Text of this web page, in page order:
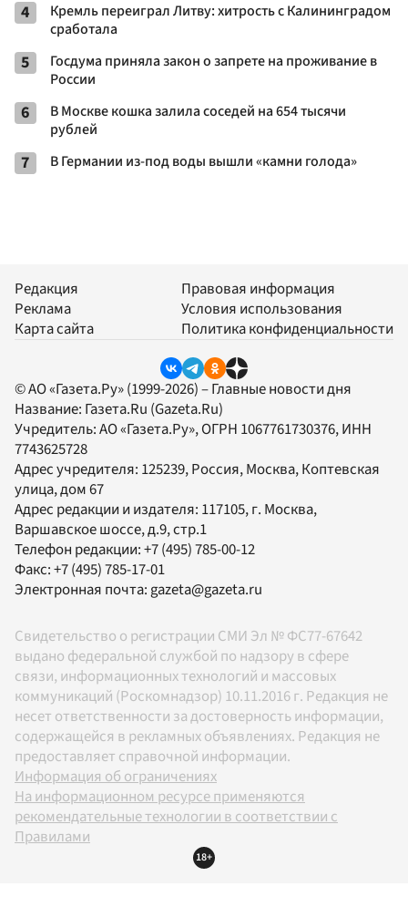
4
Кремль переиграл Литву: хитрость с Калининградом
сработала
5
Госдума приняла закон о запрете на проживание в
России
6
В Москве кошка залила соседей на 654 тысячи
рублей
7 В Германии из-под воды вышли «камни голода»
Редакция
Реклама
Карта сайта
Правовая информация
Условия использования
Политика конфиденциальности
© АО «Газета.Ру» (1999-2026) – Главные новости дня
Название: Газета.Ru (Gazeta.Ru)
Учредитель:АО «Газета.Ру», ОГРН 1067761730376, ИНН
7743625728
Адрес учредителя: 125239, Россия, Москва, Коптевская
улица, дом 67
Адрес редакции и издателя: 117105, г. Москва,
Варшавское шоссе, д.9, стр.1
Телефон редакции:+7 (495) 785-00-12
Факс:+7 (495) 785-17-01
Электронная почта: gazeta@gazeta.ru
Свидетельство о регистрации СМИ Эл № ФС77-67642
выдано федеральной службой по надзору в сфере
связи, информационных технологий и массовых
коммуникаций (Роскомнадзор) 10.11.2016 г. Редакция не
несет ответственности за достоверность информации,
содержащейся в рекламных объявлениях. Редакция не
предоставляет справочной информации.
Информация об ограничениях
На информационном ресурсе применяются
рекомендательные технологии в соответствии с
Правилами
18+